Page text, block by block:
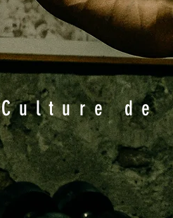
Culture